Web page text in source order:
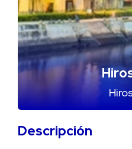
Descripción